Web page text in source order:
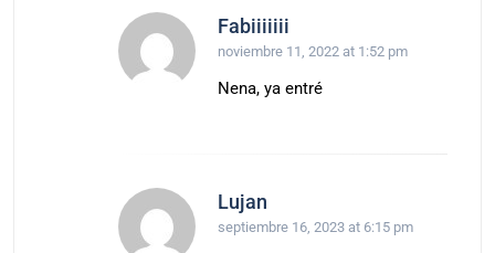
Fabiiiiiii
noviembre 11, 2022 at 1:52 pm
Nena, ya entré
Lujan
septiembre 16, 2023 at 6:15 pm